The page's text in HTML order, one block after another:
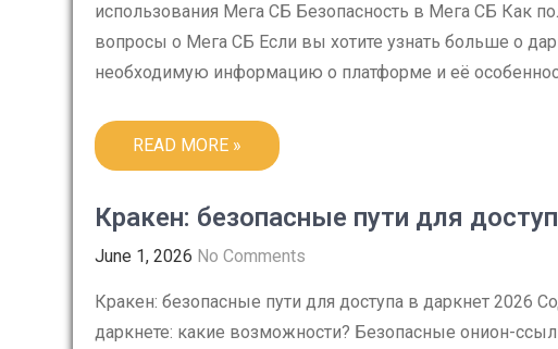
использования Мега СБ Безопасность в Мега СБ Как
вопросы о Мега СБ Если вы хотите узнать больше о
необходимую информацию о платформе и её
READ MORE »
Кракен: безопасные пути для
June 1, 2026 No Comments
Кракен: безопасные пути для доступа в даркнет 2026
даркнете: какие возможности? Безопасные онион-